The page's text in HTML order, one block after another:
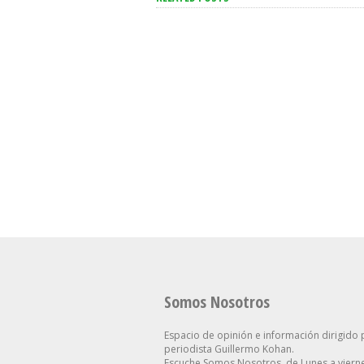
Somos Nosotros
Espacio de opinión e información dirigido
periodista Guillermo Kohan.